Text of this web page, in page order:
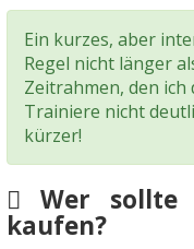
Ein kurzes, aber
Regel nicht länger
Zeitrahmen, den
Trainiere nicht
kürzer!
Wer sollte
kaufen?